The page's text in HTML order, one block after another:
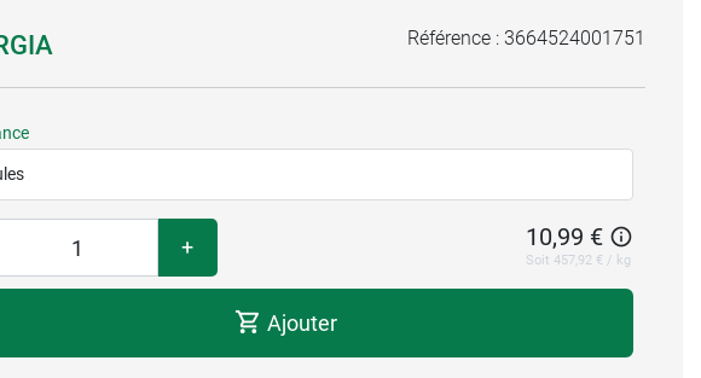
Référence : 3664524001751
+ 10,99 €
Soit 457,92 € / kg
Ajouter